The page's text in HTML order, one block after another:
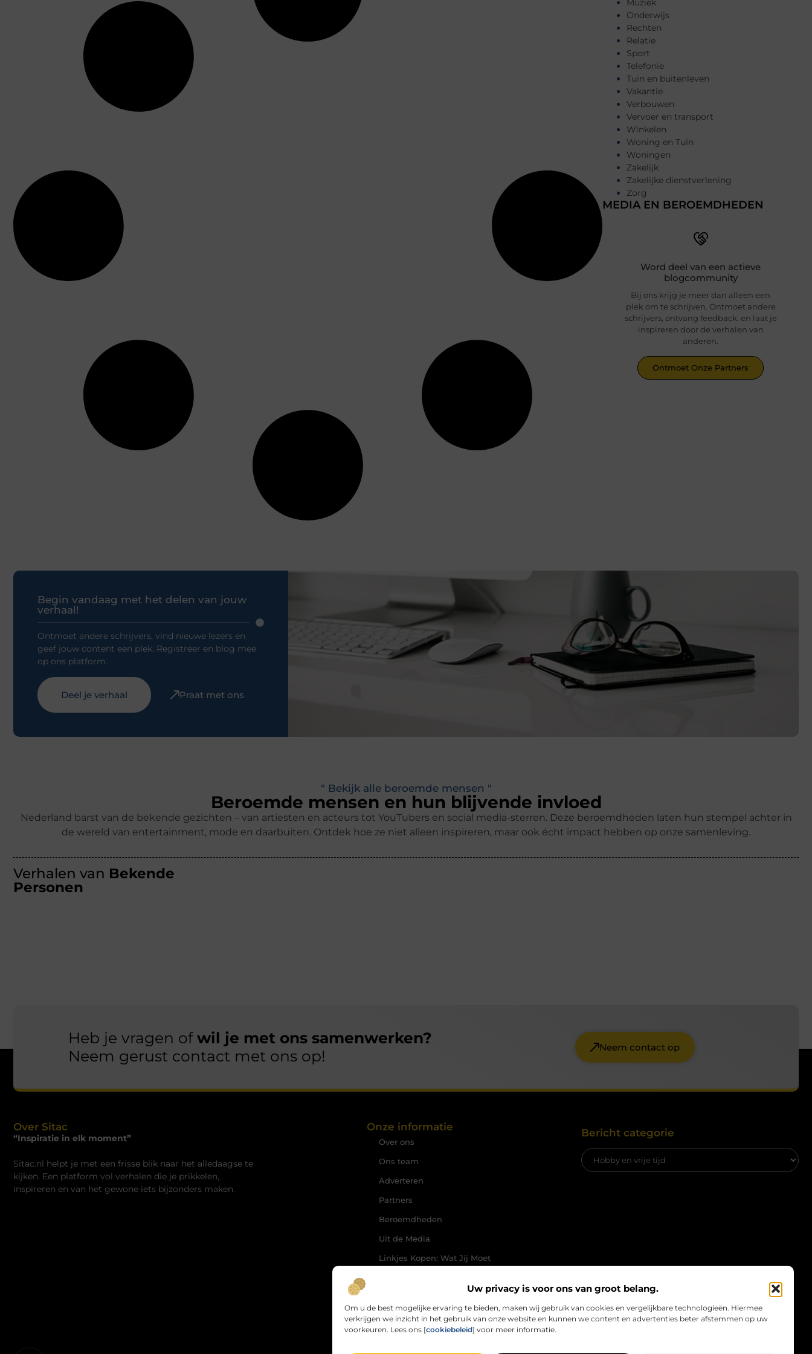
Uw privacy is voor ons van groot belang.
Om u de best mogelijke ervaring te bieden, maken wij gebruik van cookies en vergelijkbare technologieën. Hiermee
verkrijgen we inzicht in het gebruik van onze website en kunnen we content en advertenties beter afstemmen op uw
voorkeuren. Lees ons [cookiebeleid] voor meer informatie.
Muziek
Onderwijs
Rechten
Relatie
Sport
Telefonie
Tuin en buitenleven
Vakantie
Verbouwen
Vervoer en transport
Winkelen
Woning en Tuin
Woningen
Zakelijk
Zakelijke dienstverlening
Zorg
MEDIA EN BEROEMDHEDEN
Word deel van een actieve
blogcommunity
Bij ons krijg je meer dan alleen een
plek om te schrijven. Ontmoet andere
schrijvers, ontvang feedback, en laat je
inspireren door de verhalen van
anderen.
Ontmoet Onze Partners
Begin vandaag met het delen van jouw
verhaal!
Ontmoet andere schrijvers, vind nieuwe lezers en
geef jouw content een plek. Registreer en blog mee
op ons platform.
Deel je verhaal Praat met ons
" Bekijk alle beroemde mensen "
Beroemde mensen en hun blijvende invloed
Nederland barst van de bekende gezichten – van artiesten en acteurs tot YouTubers en social media-sterren. Deze beroemdheden laten hun stempel achter in
de wereld van entertainment, mode en daarbuiten. Ontdek hoe ze niet alleen inspireren, maar ook écht impact hebben op onze samenleving.
Verhalen van Bekende
Personen
Heb je vragen ofwil je met ons samenwerken?
Neem gerust contact met ons op!
Neem contact op
Over Sitac
“Inspiratie in elk moment”
Sitac.nl helpt je met een frisse blik naar het alledaagse te
kijken. Een platform vol verhalen die je prikkelen,
inspireren en van het gewone iets bijzonders maken.
Onze informatie
Over ons
Ons team
Adverteren
Partners
Beroemdheden
Uit de Media
Linkjes Kopen: Wat Jij Moet
Internet: Jouw Route naar
Online Inkomsten
Bericht categorie